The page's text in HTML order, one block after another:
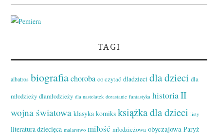
TAGI
albatros biografia choroba co czytać dladzieci dla dzieci dla
młodzieży dlamłodzieży dla nastolatek dorastanie fantastyka historiaII
wojna światowa klasyka komiks książka dla dzieci listy
literatura dziecięca malarstwo miłość młodzieżowa obyczajowa Paryż